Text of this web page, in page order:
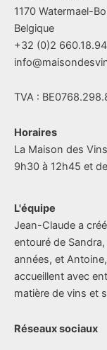
1170 Watermael-
Belgique
+32 (0)2 660.18.94
TVA :
Horaires
La Maison des
9h30 à 12h45 et
L'équipe
Jean-Claude a
entouré de
années, et
accueillent avec
matière de vins et
Réseaux sociaux